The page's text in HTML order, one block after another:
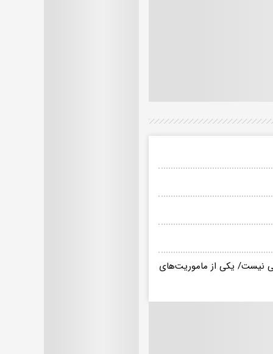
نیست/ یکی از ماموریت‌های